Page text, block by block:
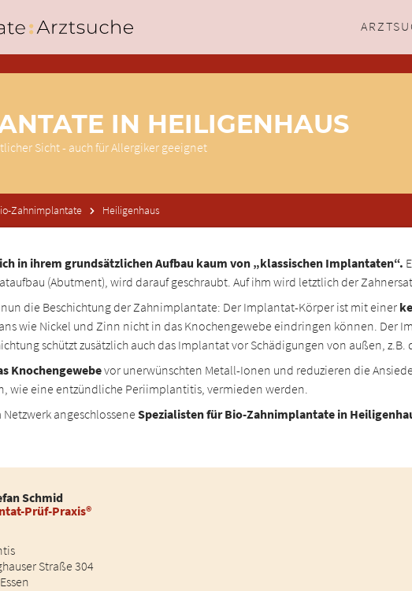
IN HEILIGENHAUS
Sicht - auch für Allergiker geeignet
Zahnimplantate Heiligenhaus
in ihrem grundsätzlichen Aufbau kaum von „klassischen Implantaten“.
(Abutment), wird darauf geschraubt. Auf ihm wird letztlich der
die Beschichtung der Zahnimplantate: Der Implantat-Körper ist mit einer
wie Nickel und Zinn nicht in das Knochengewebe eindringen können. Der
schützt zusätzlich auch das Implantat vor Schädigungen von außen,
Knochengewebevor unerwünschten Metall-Ionen und reduzieren die
wie eine entzündliche Periimplantitis, vermieden werden.
angeschlosseneSpezialisten für Bio-Zahnimplantate in
Schmid
Prüf-Praxis®
Straße 304